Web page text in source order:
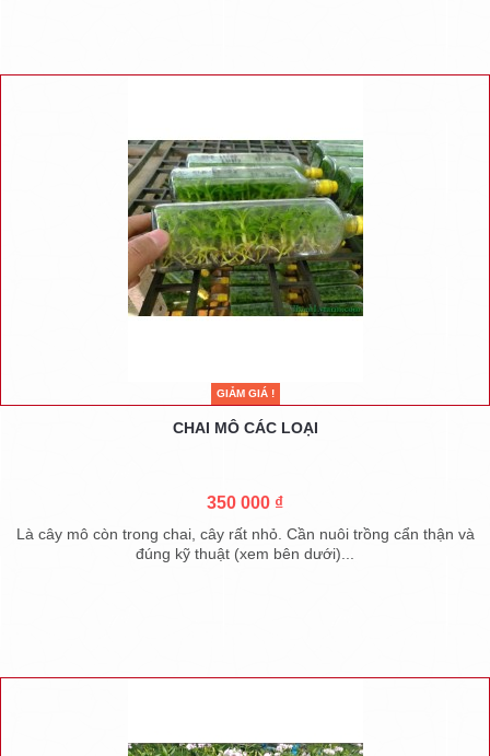
GIẢM GIÁ !
CHAI MÔ CÁC LOẠI
350 000 ₫
Là cây mô còn trong chai, cây rất nhỏ. Cần nuôi trồng cẩn thận và
đúng kỹ thuật (xem bên dưới)...